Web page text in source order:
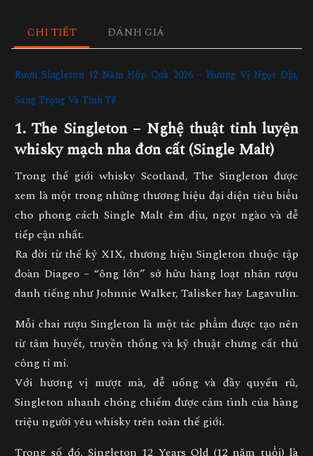
CHI TIẾT ĐÁNH GIÁ
Rượu Singleton 12 Năm Hộp Quà 2026 – Hương Vị Ngọt Dịu,
Sang Trọng Và Tinh Tế
1. The Singleton – Nghệ thuật tinh luyện
whisky mạch nha đơn cất (Single Malt)
Trong thế giới whisky Scotland, The Singleton được
xem là một trong những thương hiệu đại diện tiêu biểu
cho phong cách Single Malt êm dịu, ngọt ngào và dễ
tiếp cận nhất.
Ra đời từ thế kỷ XIX, thương hiệu Singleton thuộc tập
đoàn Diageo – “ông lớn” sở hữu hàng loạt nhãn rượu
danh tiếng như Johnnie Walker, Talisker hay Lagavulin.
Mỗi chai rượu Singleton là một tác phẩm được tạo nên
từ tâm huyết, truyền thống và kỹ thuật chưng cất thủ
công tỉ mỉ.
Với hương vị mượt mà, dễ uống và đầy quyến rũ,
Singleton nhanh chóng chiếm được cảm tình của hàng
triệu người yêu whisky trên toàn thế giới.
Trong số đó, Singleton 12 Years Old (12 năm tuổi) là